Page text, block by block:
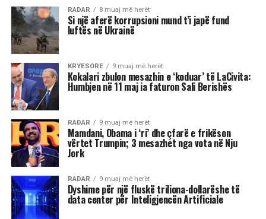
lëmë hasmëritë, sepse jeta është e shkurtër,
u shpreh aktori i shquar dhe ikona e skenës
shqiptare.
Reshat Arbana është një prej figurave më të
dashura për publikun shqiptar, për kontributin e
tij të çmuar në kinematografi dhe teatër.
Ai ka sjellë në jetë mbi 40 personazhe në film
dhe qindra role në skenë, duke u bërë një simbol i
gjallë i shpirtit popullor, burrërisë, dhimbjes,
revoltës dhe dashurisë për vendin.
Në 85-vjetorit e lindjes së tij, Arkivi Qendror